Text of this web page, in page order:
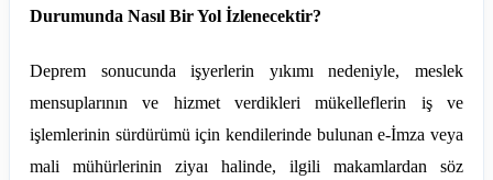
Durumunda Nasıl Bir Yol İzlenecektir?
Deprem sonucunda işyerlerin yıkımı nedeniyle, meslek
mensuplarının ve hizmet verdikleri mükelleflerin iş ve
işlemlerinin sürdürümü için kendilerinde bulunan e-İmza veya
mali mühürlerinin ziyaı halinde, ilgili makamlardan söz